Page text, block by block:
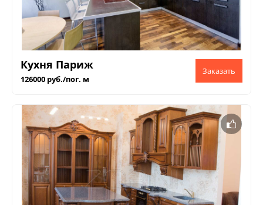
Кухня Париж
126000 руб./пог. м